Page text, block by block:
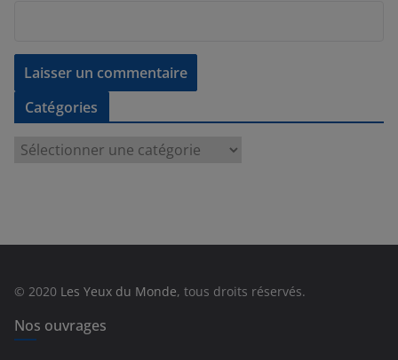
Catégories
e
© 2020 Les Yeux du Monde, tous droits réservés.
Nos ouvrages